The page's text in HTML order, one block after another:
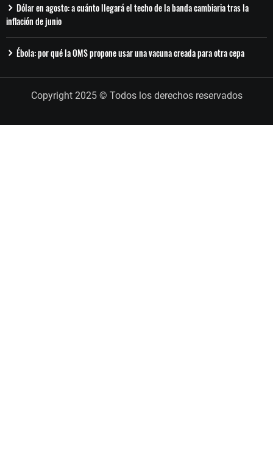
Dólar en agosto: a cuánto llegará el techo de la banda cambiaria tras la
inflación de junio
Ébola: por qué la OMS propone usar una vacuna creada para otra cepa
Copyright 2025 © Todos los derechos reservados